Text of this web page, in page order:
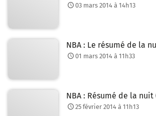
03 mars 2014 à 14h13
NBA : Le résumé de la
01 mars 2014 à 11h33
NBA : Résumé de la
25 février 2014 à 11h13